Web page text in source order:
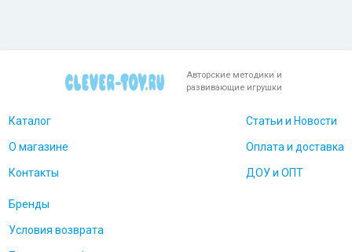
Авторские методики и
развивающие игрушки
Каталог
О магазине
Контакты
Статьи и Новости
Оплата и доставка
ДОУ и ОПТ
Бренды
Условия возврата